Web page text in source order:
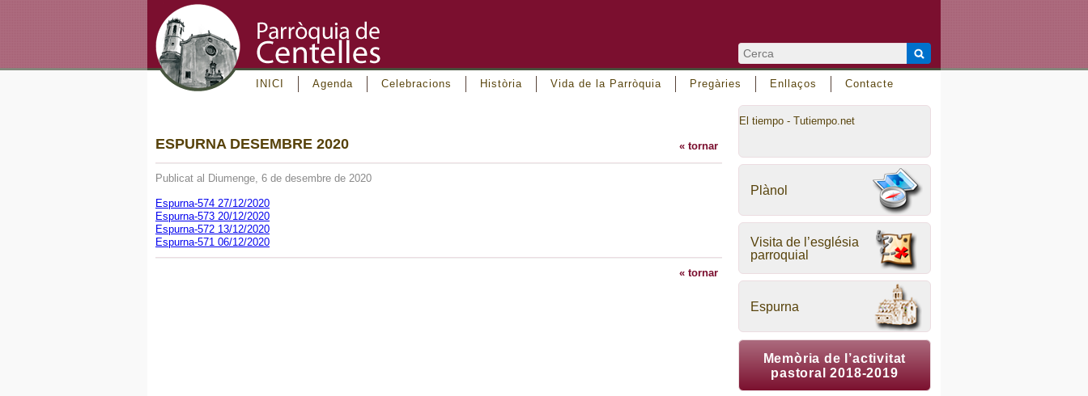
INICI Agenda Celebracions Història Vida de la Parròquia Pregàries Enllaços Contacte
ESPURNA DESEMBRE 2020 « tornar
Publicat al Diumenge, 6 de desembre de 2020
Espurna-574 27/12/2020
Espurna-573 20/12/2020
Espurna-572 13/12/2020
Espurna-571 06/12/2020
« tornar
El tiempo - Tutiempo.net
Plànol
Visita de l’església
parroquial
Espurna
Memòria de l’activitat
pastoral 2018-2019